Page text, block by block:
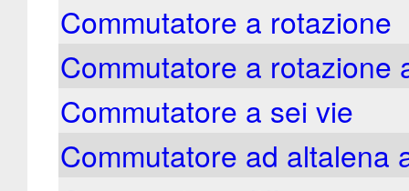
Commutatore a rotazione
Commutatore a rotazione
Commutatore a sei vie
Commutatore ad altalena